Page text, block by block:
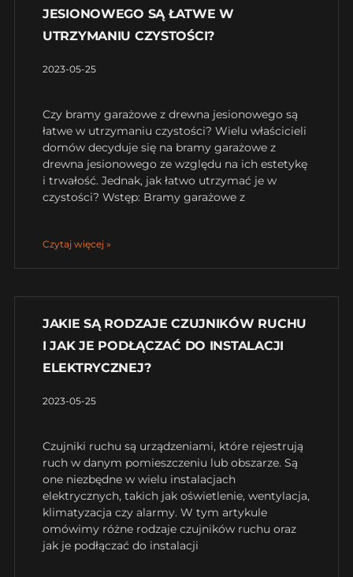
JESIONOWEGO SĄ ŁATWE W
UTRZYMANIU CZYSTOŚCI?
2023-05-25
Czy bramy garażowe z drewna jesionowego są
łatwe w utrzymaniu czystości? Wielu właścicieli
domów decyduje się na bramy garażowe z
drewna jesionowego ze względu na ich estetykę
i trwałość. Jednak, jak łatwo utrzymać je w
czystości? Wstęp: Bramy garażowe z
Czytaj więcej »
JAKIE SĄ RODZAJE CZUJNIKÓW RUCHU
I JAK JE PODŁĄCZAĆ DO INSTALACJI
ELEKTRYCZNEJ?
2023-05-25
Czujniki ruchu są urządzeniami, które rejestrują
ruch w danym pomieszczeniu lub obszarze. Są
one niezbędne w wielu instalacjach
elektrycznych, takich jak oświetlenie, wentylacja,
klimatyzacja czy alarmy. W tym artykule
omówimy różne rodzaje czujników ruchu oraz
jak je podłączać do instalacji